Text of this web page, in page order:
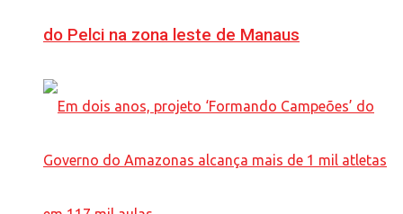
do Pelci na zona leste de Manaus